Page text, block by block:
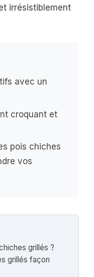
irrésistiblement
avec un
croquant et
pois chiches
vos
grillés ?
grillés façon